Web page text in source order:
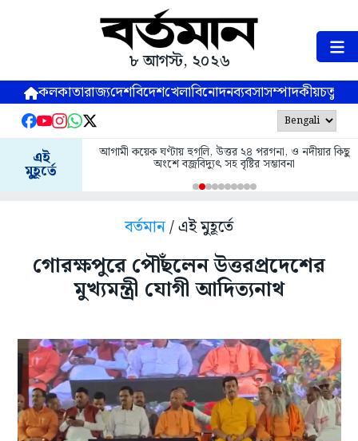
৮ আগস্ট, ২০২৬
কলকাতারাজ্যদেশবিদেশখেলাবিনোদনব্যবসাসম্পাদকীয়
এই
মুহূর্তে
আগামী কয়েক ঘণ্টায় হুগলি, উত্তর ২৪ পরগনা, ও নদীয়ার কিছু
অংশে বজ্রবিদ্যুৎ সহ বৃষ্টির সম্ভাবনা
বর্তমান/ এই মুহূর্তে
গোরক্ষপুরে পৌঁছলেন উত্তরপ্রদেশের
মুখ্যমন্ত্রী যোগী আদিত্যনাথ